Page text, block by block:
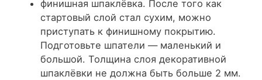
финишная шпаклёвка. После того как
стартовый слой стал сухим, можно
приступать к финишному покрытию.
Подготовьте шпатели — маленький и
большой. Толщина слоя декоративной
шпаклёвки не должна быть больше 2 мм.